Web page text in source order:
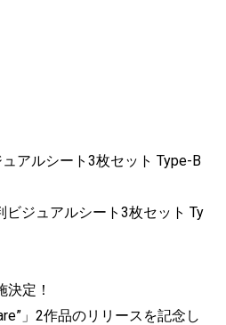
アルシート3枚セット Type-B
ビジュアルシート3枚セット Ty
定！
」2作品のリリースを記念し